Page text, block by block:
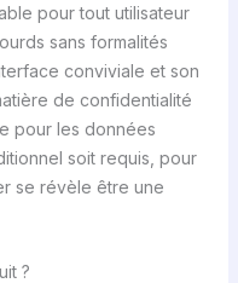
pour tout utilisateur
sans formalités
conviviale et son
de confidentialité
pour les données
soit requis, pour
se révèle être une
?